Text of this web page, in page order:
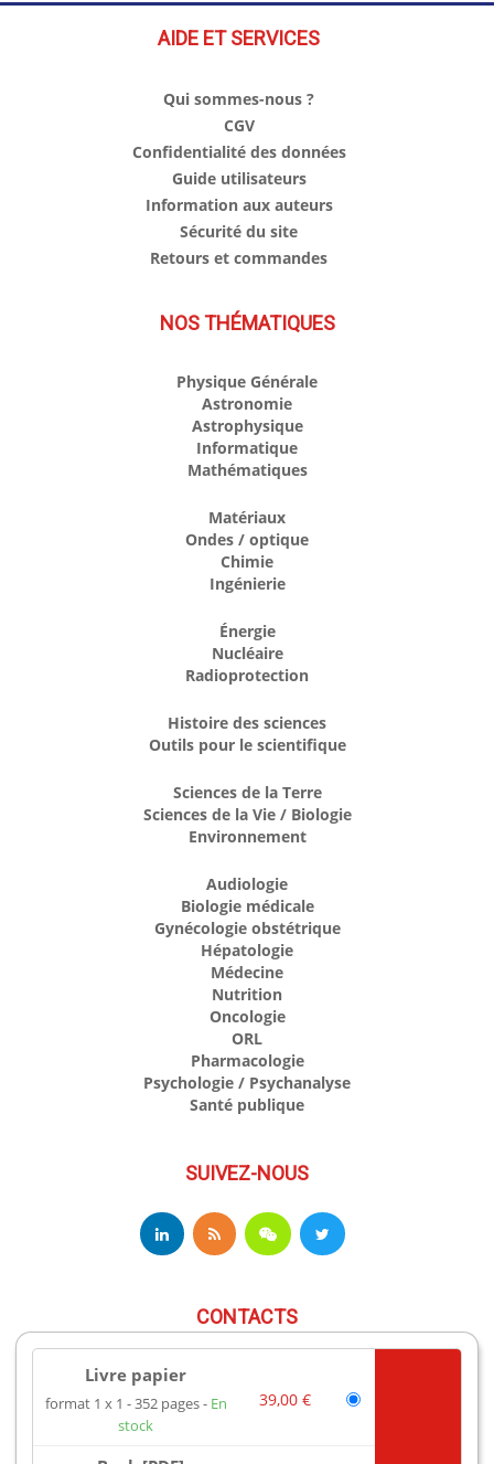
Livre papier
format 1 x 1 352 pages
En
stock
39,00 €
AIDE ET SERVICES
Qui sommes-nous ?
CGV
Confidentialité des données
Guide utilisateurs
Information aux auteurs
Sécurité du site
Retours et commandes
NOS THÉMATIQUES
Physique Générale
Astronomie
Astrophysique
Informatique
Mathématiques
Matériaux
Ondes / optique
Chimie
Ingénierie
Énergie
Nucléaire
Radioprotection
Histoire des sciences
Outils pour le scientifique
Sciences de la Terre
Sciences de la Vie / Biologie
Environnement
Audiologie
Biologie médicale
Gynécologie obstétrique
Hépatologie
Médecine
Nutrition
Oncologie
ORL
Pharmacologie
Psychologie / Psychanalyse
Santé publique
SUIVEZ-NOUS
CONTACTS
17 av du Hoggar
91944 Les Ulis Cedex A France